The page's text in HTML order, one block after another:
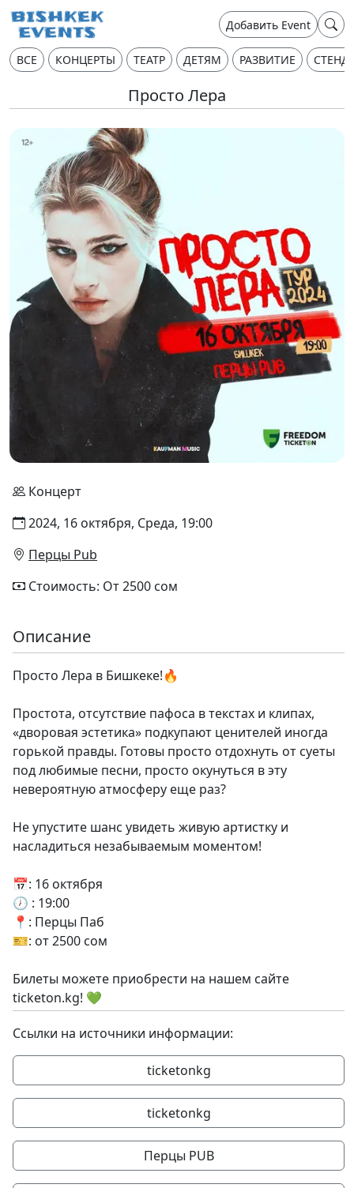
Добавить Event
ВСЕ КОНЦЕРТЫ ТЕАТР ДЕТЯМ РАЗВИТИЕ
Просто Лера
Концерт
2024, 16 октября, Среда, 19:00
Перцы Pub
Стоимость: От 2500 сом
Описание
Просто Лера в Бишкеке!🔥
Простота, отсутствие пафоса в текстах и клипах,
«дворовая эстетика» подкупают ценителей иногда
горькой правды. Готовы просто отдохнуть от суеты
под любимые песни, просто окунуться в эту
невероятную атмосферу еще раз?
Не упустите шанс увидеть живую артистку и
насладиться незабываемым моментом!
📅: 16 октября
🕖 : 19:00
📍: Перцы Паб
🎫: от 2500 сом
Билеты можете приобрести на нашем сайте
ticketon.kg! 💚
Ссылки на источники информации:
ticketonkg
ticketonkg
Перцы PUB